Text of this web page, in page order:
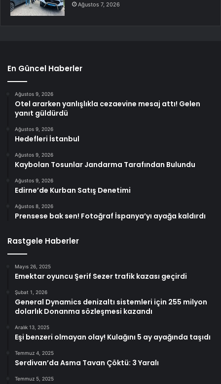
Ağustos 7, 2026
En Güncel Haberler
Ağustos 9, 2026
Otel ararken yanlışlıkla cezaevine mesaj attı! Gelen
yanıt güldürdü
Ağustos 9, 2026
Hedefleri İstanbul
Ağustos 9, 2026
Kaybolan Tosunlar Jandarma Tarafından Bulundu
Ağustos 9, 2026
Edirne’de Kurban Satış Denetimi
Ağustos 8, 2026
Prensese bak sen! Fotoğraf İspanya’yı ayağa kaldırdı
Rastgele Haberler
Mayıs 26, 2025
Emektar oyuncu Şerif Sezer trafik kazası geçirdi
Şubat 1, 2026
General Dynamics denizaltı sistemleri için 255 milyon
dolarlık Donanma sözleşmesi kazandı
Aralık 13, 2025
Eşi benzeri olmayan olay! Kulağını 5 ay ayağında taşıdı
Temmuz 4, 2025
Serdivan’da Asma Tavan Çöktü: 3 Yaralı
Temmuz 5, 2025